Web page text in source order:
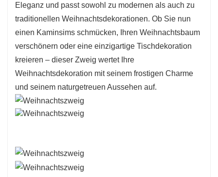
Eleganz und passt sowohl zu modernen als auch zu
traditionellen Weihnachtsdekorationen. Ob Sie nun
einen Kaminsims schmücken, Ihren Weihnachtsbaum
verschönern oder eine einzigartige Tischdekoration
kreieren – dieser Zweig wertet Ihre
Weihnachtsdekoration mit seinem frostigen Charme
und seinem naturgetreuen Aussehen auf.